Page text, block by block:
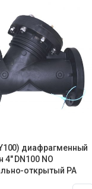
диафрагменный
4″ DN100 NO
открытый PA